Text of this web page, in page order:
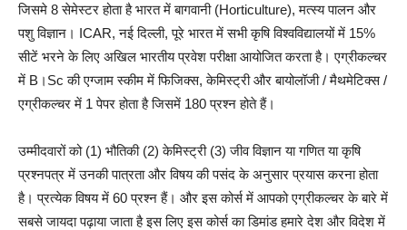
जिसमे 8 सेमेस्टर होता है भारत में बागवानी (Horticulture), मत्स्य पालन और
पशु विज्ञान। ICAR, नई दिल्ली, पूरे भारत में सभी कृषि विश्वविद्यालयों में 15%
सीटें भरने के लिए अखिल भारतीय प्रवेश परीक्षा आयोजित करता है। एग्रीकल्चर
में B।Sc की एग्जाम स्कीम में फिजिक्स, केमिस्ट्री और बायोलॉजी / मैथमेटिक्स /
एग्रीकल्चर में 1 पेपर होता है जिसमें 180 प्रश्न होते हैं।
उम्मीदवारों को (1) भौतिकी (2) केमिस्ट्री (3) जीव विज्ञान या गणित या कृषि
प्रश्नपत्र में उनकी पात्रता और विषय की पसंद के अनुसार प्रयास करना होता
है। प्रत्येक विषय में 60 प्रश्न हैं। और इस कोर्स में आपको एग्रीकल्चर के बारे में
सबसे जायदा पढ़ाया जाता है इस लिए इस कोर्स का डिमांड हमारे देश और विदेश में